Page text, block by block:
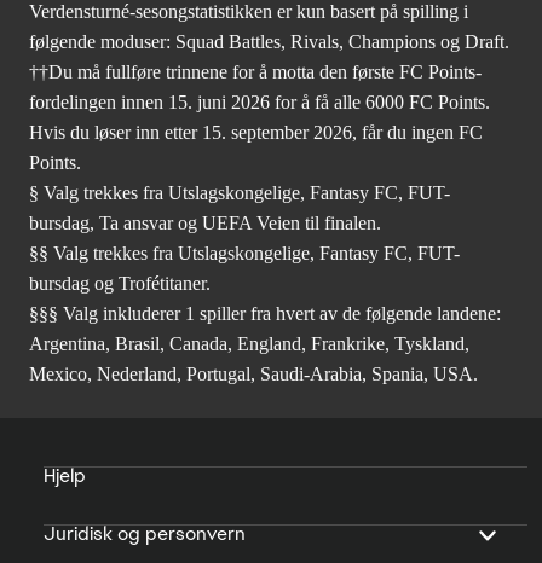
Verdensturné-sesongstatistikken er kun basert på spilling i
følgende moduser: Squad Battles, Rivals, Champions og Draft.
††Du må fullføre trinnene for å motta den første FC Points-
fordelingen innen 15. juni 2026 for å få alle 6000 FC Points.
Hvis du løser inn etter 15. september 2026, får du ingen FC
Points.
§ Valg trekkes fra Utslagskongelige, Fantasy FC, FUT-
bursdag, Ta ansvar og UEFA Veien til finalen.
§§ Valg trekkes fra Utslagskongelige, Fantasy FC, FUT-
bursdag og Trofétitaner.
§§§ Valg inkluderer 1 spiller fra hvert av de følgende landene:
Argentina, Brasil, Canada, England, Frankrike, Tyskland,
Mexico, Nederland, Portugal, Saudi-Arabia, Spania, USA.
Hjelp
Juridisk og personvern